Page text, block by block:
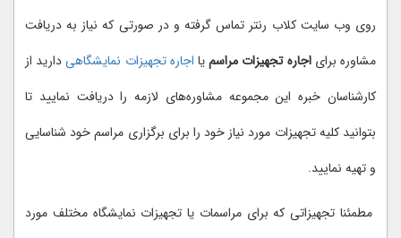
روی وب سایت کلاب رنتر تماس گرفته و در صورتی که نیاز به دریافت
مشاوره برایاجاره تجهیزات مراسمیا اجاره تجهیزات نمایشگاهیدارید از
کارشناسان خبره این مجموعه مشاوره‌های لازمه را دریافت نمایید تا
بتوانید کلیه تجهیزات مورد نیاز خود را برای برگزاری مراسم خود شناسایی
و تهیه نمایید.
مطمئنا تجهیزاتی که برای مراسمات یا تجهیزات نمایشگاه مختلف مورد